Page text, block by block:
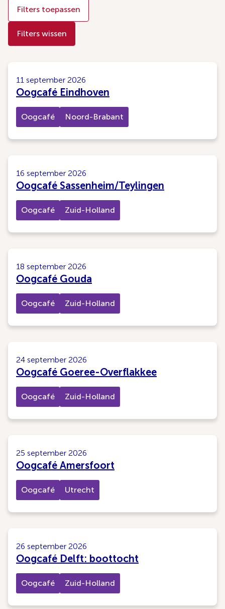
Filters toepassen
Filters wissen
11 september 2026
Oogcafé Eindhoven
Oogcafé Noord-Brabant
16 september 2026
Oogcafé Sassenheim/Teylingen
Oogcafé Zuid-Holland
18 september 2026
Oogcafé Gouda
Oogcafé Zuid-Holland
24 september 2026
Oogcafé Goeree-Overflakkee
Oogcafé Zuid-Holland
25 september 2026
Oogcafé Amersfoort
Oogcafé Utrecht
26 september 2026
Oogcafé Delft: boottocht
Oogcafé Zuid-Holland